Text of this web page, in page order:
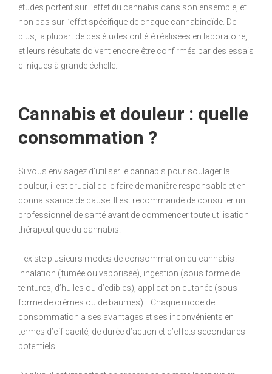
études portent sur l’effet du cannabis dans son ensemble, et
non pas sur l’effet spécifique de chaque cannabinoïde. De
plus, la plupart de ces études ont été réalisées en laboratoire,
et leurs résultats doivent encore être confirmés par des essais
cliniques à grande échelle.
Cannabis et douleur : quelle
consommation ?
Si vous envisagez d’utiliser le cannabis pour soulager la
douleur, il est crucial de le faire de manière responsable et en
connaissance de cause. Il est recommandé de consulter un
professionnel de santé avant de commencer toute utilisation
thérapeutique du cannabis.
Il existe plusieurs modes de consommation du cannabis :
inhalation (fumée ou vaporisée), ingestion (sous forme de
teintures, d’huiles ou d’edibles), application cutanée (sous
forme de crèmes ou de baumes)… Chaque mode de
consommation a ses avantages et ses inconvénients en
termes d’efficacité, de durée d’action et d’effets secondaires
potentiels.